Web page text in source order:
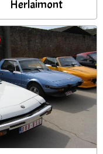
Herlaimont